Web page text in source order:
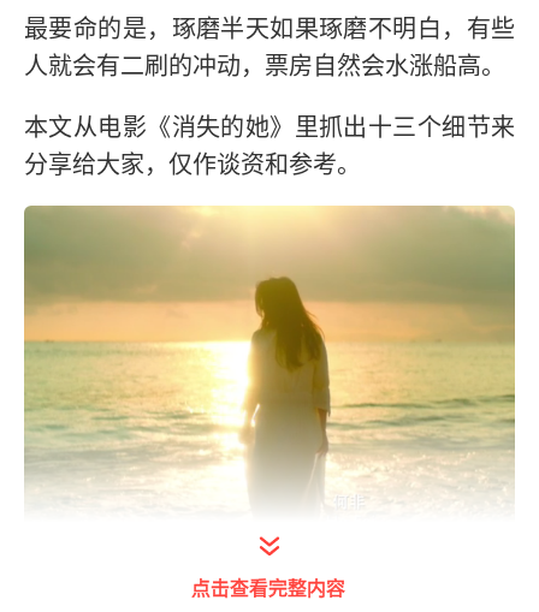
最要命的是，琢磨半天如果琢磨不明白，有些
人就会有二刷的冲动，票房自然会水涨船高。
本文从电影《消失的她》里抓出十三个细节来
分享给大家，仅作谈资和参考。
打开今日头条查看图片详情
点击查看完整内容